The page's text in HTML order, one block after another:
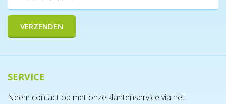
SERVICE
Neem contact op met onze klantenservice via het